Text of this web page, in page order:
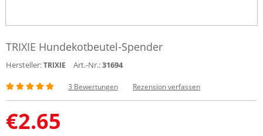
TRIXIE Hundekotbeutel-Spender
Hersteller:TRIXIE Art.-Nr.:31694
3 Bewertungen Rezension verfassen
€2.65